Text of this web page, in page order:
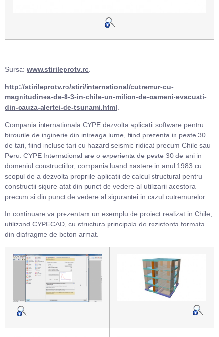
Sursa: www.stirileprotv.ro
http://stirileprotv.ro/stiri/international/cutremur-cu-
magnitudinea-de-8-3-in-chile-un-milion-de-oameni-evacuati-
din-cauza-alertei-de-tsunami.html
Compania internationala CYPE dezvolta aplicatii software pentru
birourile de inginerie din intreaga lume, fiind prezenta in peste 30
de tari, fiind incluse tari cu hazard seismic ridicat precum Chile sau
Peru. CYPE International are o experienta de peste 30 de ani in
domeniul constructiilor, compania luand nastere in anul 1983 cu
scopul de a dezvolta propriile aplicatii de calcul structural pentru
constructii sigure atat din punct de vedere al utilizarii acestora
precum si din punct de vedere al sigurantei in cazul cutremurelor.
In continuare va prezentam un exemplu de proiect realizat in Chile,
utilizand CYPECAD, cu structura principala de rezistenta formata
din diafragme de beton armat.